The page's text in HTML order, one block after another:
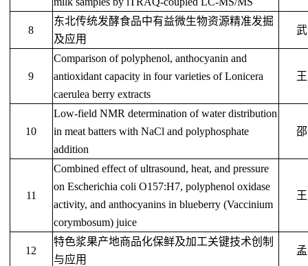
8
东北传统发酵食品中有益微生物资源精准发掘
及应用
9
Comparison of polyphenol, anthocyanin and
antioxidant capacity in four varieties of Lonicera
caerulea berry extracts
10
Low-field NMR determination of water distribution
in meat batters with NaCl and polyphosphate
addition
11
Combined effect of ultrasound, heat, and pressure
on Escherichia coli O157:H7, polyphenol oxidase
activity, and anthocyanins in blueberry (Vaccinium
corymbosum) juice
12
特色浆果产地商品化保鲜及加工关键技术创制
与应用